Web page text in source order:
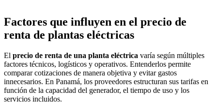
Factores que influyen en el precio de
renta de plantas eléctricas
El precio de renta de una planta eléctrica varía según múltiples
factores técnicos, logísticos y operativos. Entenderlos permite
comparar cotizaciones de manera objetiva y evitar gastos
innecesarios. En Panamá, los proveedores estructuran sus tarifas en
función de la capacidad del generador, el tiempo de uso y los
servicios incluidos.